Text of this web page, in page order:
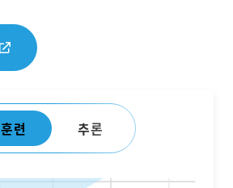
훈련 추론